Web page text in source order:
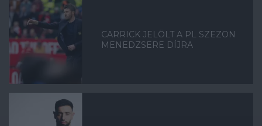
CARRICK JELÖLT A PL SZEZON
MENEDZSERE DÍJRA